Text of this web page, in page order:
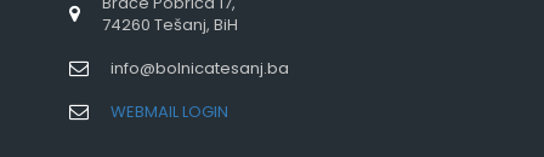
74260 Tešanj, BiH
info@bolnicatesanj.ba
WEBMAIL LOGIN